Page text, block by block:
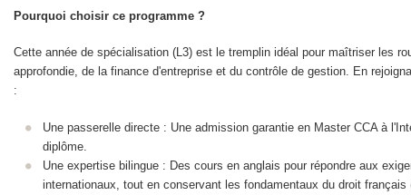
Pourquoi choisir ce programme ?
Cette année de spécialisation (L3) est le tremplin idéal pour maîtriser les
approfondie, de la finance d'entreprise et du contrôle de gestion. En
:
Une passerelle directe : Une admission garantie en Master CCA à
diplôme.
Une expertise bilingue : Des cours en anglais pour répondre aux
internationaux, tout en conservant les fondamentaux du droit français